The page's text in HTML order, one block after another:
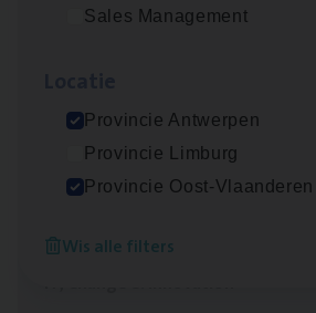
Sales Management
Provincie Antwerpen
Provincie Limburg
Provincie Oost-Vlaanderen
Wis alle filters
Insurance Operations
Beveren
Test Ana­lyst